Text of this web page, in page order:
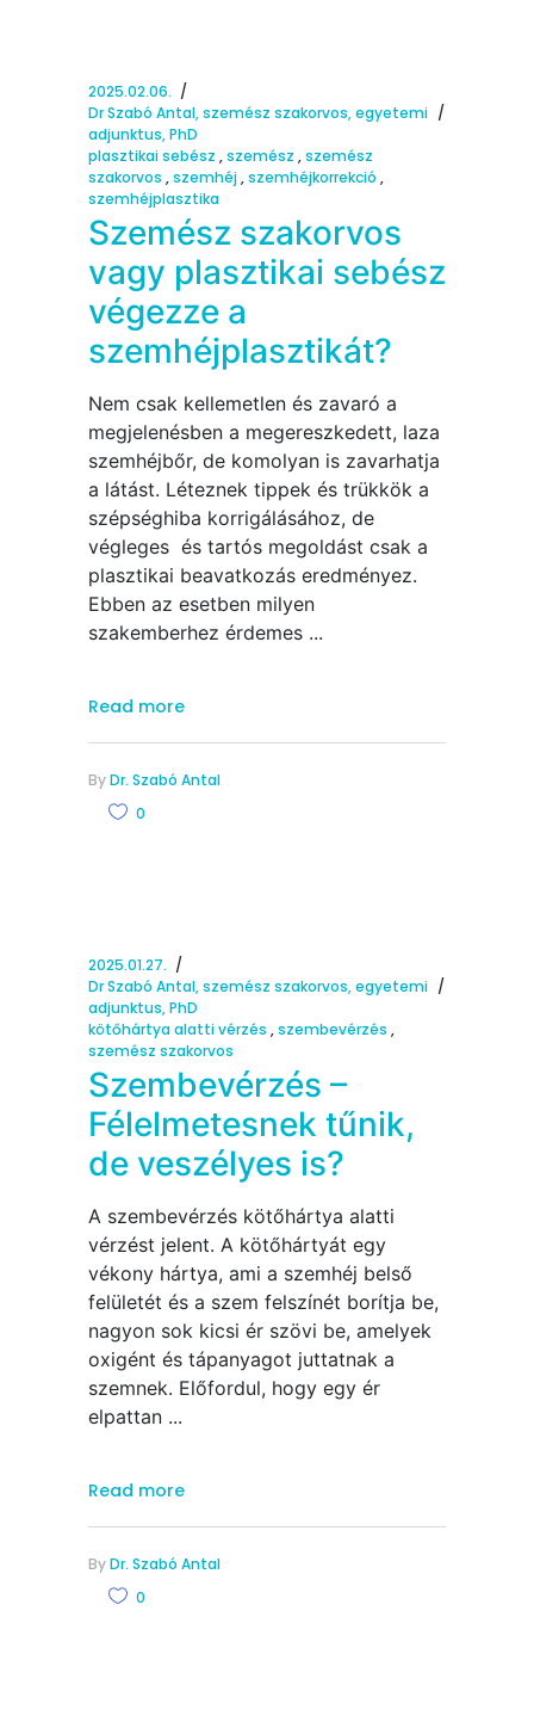
2025.02.06.
Dr Szabó Antal, szemész szakorvos, egyetemi
adjunktus, PhD
plasztikai sebész ,szemész ,szemész
szakorvos ,szemhéj,szemhéjkorrekció ,
szemhéjplasztika
Szemész szakorvos
vagy plasztikai sebész
végezze a
szemhéjplasztikát?
Nem csak kellemetlen és zavaró a
megjelenésben a megereszkedett, laza
szemhéjbőr, de komolyan is zavarhatja
a látást. Léteznek tippek és trükkök a
szépséghiba korrigálásához, de
végleges és tartós megoldást csak a
plasztikai beavatkozás eredményez.
Ebben az esetben milyen
szakemberhez érdemes
Read more
ByDr. Szabó Antal
0
2025.01.27.
Dr Szabó Antal, szemész szakorvos, egyetemi
adjunktus, PhD
kötőhártya alatti vérzés ,szembevérzés ,
szemész szakorvos
Szembevérzés –
Félelmetesnek tűnik,
de veszélyes is?
A szembevérzés kötőhártya alatti
vérzést jelent. A kötőhártyát egy
vékony hártya, ami a szemhéj belső
felületét és a szem felszínét borítja be,
nagyon sok kicsi ér szövi be, amelyek
oxigént és tápanyagot juttatnak a
szemnek. Előfordul, hogy egy ér
elpattan
Read more
ByDr. Szabó Antal
0